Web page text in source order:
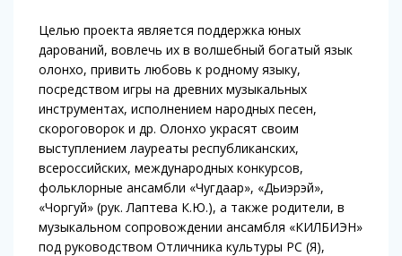
Целью проекта является поддержка юных
дарований, вовлечь их в волшебный богатый язык
олонхо, привить любовь к родному языку,
посредством игры на древних музыкальных
инструментах, исполнением народных песен,
скороговорок и др. Олонхо украсят своим
выступлением лауреаты республиканских,
всероссийских, международных конкурсов,
фольклорные ансамбли «Чугдаар», «Дьиэрэй»,
«Чоргуй» (рук. Лаптева К.Ю.), а также родители, в
музыкальном сопровождении ансамбля «КИЛБИЭН»
под руководством Отличника культуры РС (Я),